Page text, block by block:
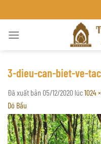
đến
3-dieu-can-biet-ve-
Đã xuất bản 05/12/2020 lúc1024
Dó Bầu